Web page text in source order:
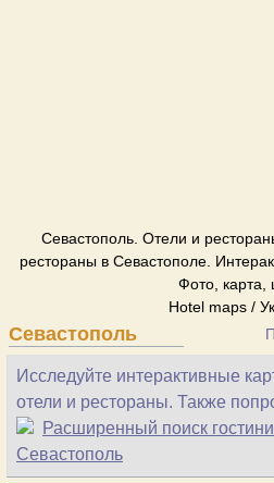
Севастополь. Отели и
рестораны в Севастополе.
Фото, карта,
Hotel maps /
Севастополь
Исследуйте интерактивные
отели и рестораны. Также
Расширенный поиск
Севастополь